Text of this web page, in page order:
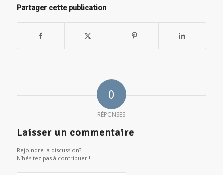
Partager cette publication
0
RÉPONSES
Laisser un commentaire
Rejoindre la discussion?
N’hésitez pas à contribuer !